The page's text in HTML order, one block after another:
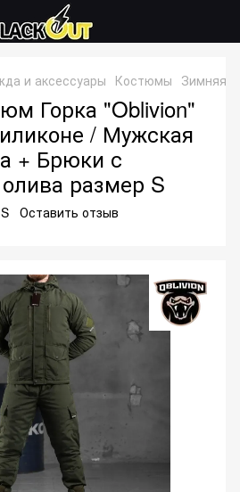
и аксессуары Костюмы Зимняя
Горка "Oblivion"
/ Мужская
+ Брюки с
размер S
Оставить отзыв